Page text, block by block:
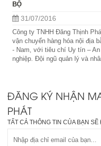
BỘ
31/07/2016
Công ty TNHH Đăng Thịnh
vận chuyển hàng hóa nội địa
- Nam, với tiêu chí Uy tín – An
nghiệp. Đội ngũ quản lý và
ĐĂNG KÝ NHẬN
PHÁT
TẤT CẢ THÔNG TIN CỦA BẠN